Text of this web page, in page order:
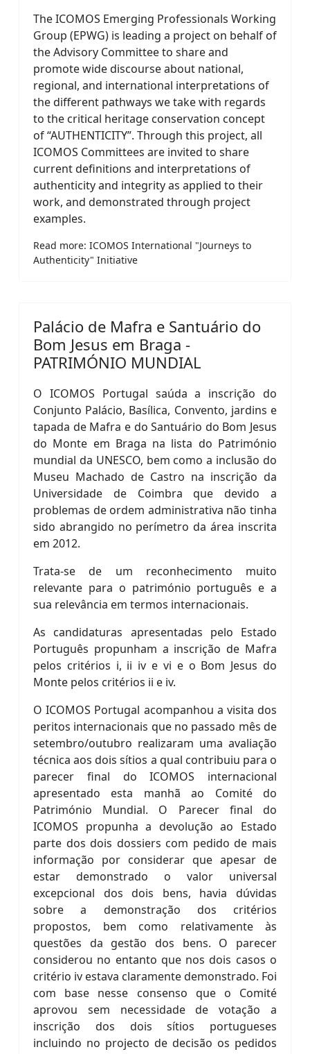
The ICOMOS Emerging Professionals Working
Group (EPWG) is leading a project on behalf of
the Advisory Committee to share and
promote wide discourse about national,
regional, and international interpretations of
the different pathways we take with regards
to the critical heritage conservation concept
of “AUTHENTICITY”. Through this project, all
ICOMOS Committees are invited to share
current definitions and interpretations of
authenticity and integrity as applied to their
work, and demonstrated through project
examples.
Read more: ICOMOS International "Journeys to
Authenticity" Initiative
Palácio de Mafra e Santuário do
Bom Jesus em Braga -
PATRIMÓNIO MUNDIAL
O ICOMOS Portugal saúda a inscrição do
Conjunto Palácio, Basílica, Convento, jardins e
tapada de Mafra e do Santuário do Bom Jesus
do Monte em Braga na lista do Património
mundial da UNESCO, bem como a inclusão do
Museu Machado de Castro na inscrição da
Universidade de Coimbra que devido a
problemas de ordem administrativa não tinha
sido abrangido no perímetro da área inscrita
em 2012.
Trata-se de um reconhecimento muito
relevante para o património português e a
sua relevância em termos internacionais.
As candidaturas apresentadas pelo Estado
Português propunham a inscrição de Mafra
pelos critérios i, ii iv e vi e o Bom Jesus do
Monte pelos critérios ii e iv.
O ICOMOS Portugal acompanhou a visita dos
peritos internacionais que no passado mês de
setembro/outubro realizaram uma avaliação
técnica aos dois sítios a qual contribuiu para o
parecer final do ICOMOS internacional
apresentado esta manhã ao Comité do
Património Mundial. O Parecer final do
ICOMOS propunha a devolução ao Estado
parte dos dois dossiers com pedido de mais
informação por considerar que apesar de
estar demonstrado o valor universal
excepcional dos dois bens, havia dúvidas
sobre a demonstração dos critérios
propostos, bem como relativamente às
questões da gestão dos bens. O parecer
considerou no entanto que nos dois casos o
critério iv estava claramente demonstrado. Foi
com base nesse consenso que o Comité
aprovou sem necessidade de votação a
inscrição dos dois sítios portugueses
incluindo no projecto de decisão os pedidos